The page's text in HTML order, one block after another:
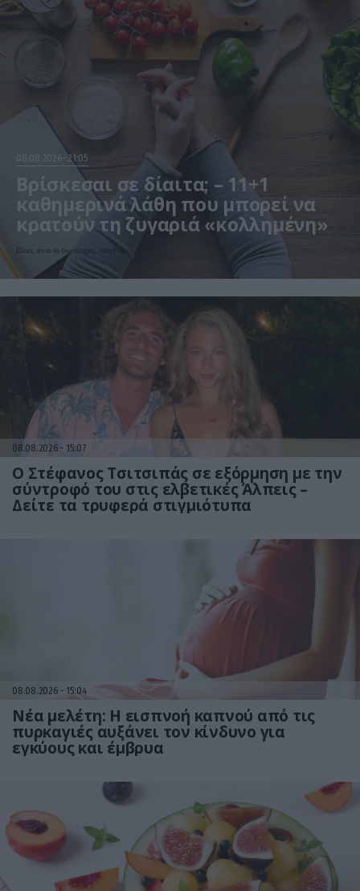
08.08.2026 21:05
Βρίσκεσαι σε δίαιτα; – 11+1
καθημερινά λάθη που μπορεί να
κρατούν τη ζυγαριά «κολλημένη»
Ποιες είναι οι συχνότερες «παγίδες»
08.08.2026 15:07
Ο Στέφανος Τσιτσιπάς σε εξόρμηση με την
σύντροφό του στις ελβετικές Άλπεις –
Δείτε τα τρυφερά στιγμιότυπα
08.08.2026 15:04
Νέα μελέτη: Η εισπνοή καπνού από τις
πυρκαγιές αυξάνει τον κίνδυνο για
εγκύους και έμβρυα